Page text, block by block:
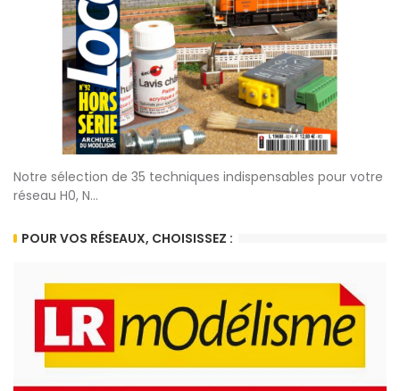
Notre sélection de 35 techniques indispensables pour votre
réseau H0, N...
POUR VOS RÉSEAUX, CHOISISSEZ :